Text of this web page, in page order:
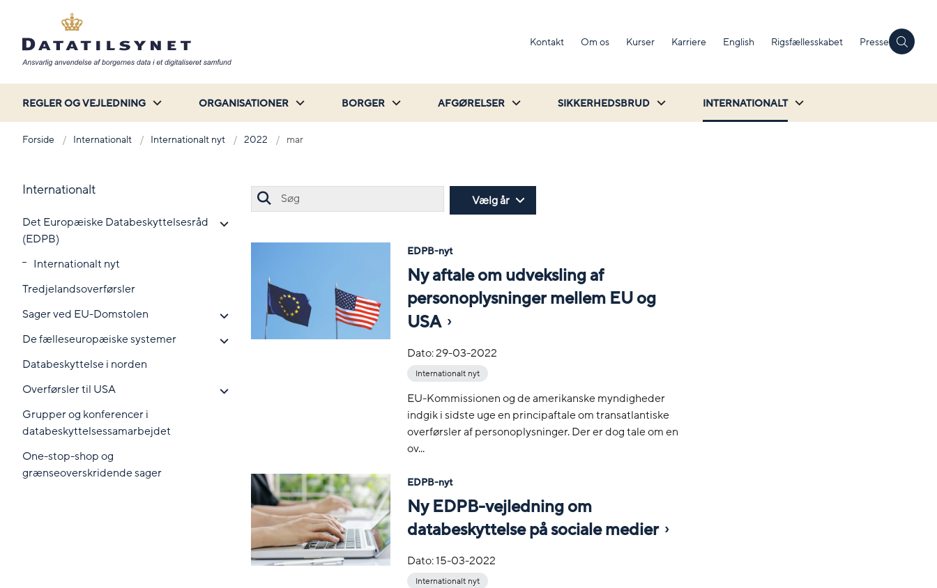
Kontakt Om os Kurser Karriere English Rigsfællesskabet Presse
REGLER OG VEJLEDNING ORGANISATIONER BORGER AFGØRELSER SIKKERHEDSBRUD INTERNATIONALT
Forside Internationalt Internationalt nyt 2022 mar
Internationalt
Det Europæiske Databeskyttelsesråd
(EDPB)
Internationalt nyt
Tredjelandsoverførsler
Sager ved EU-Domstolen
De fælleseuropæiske systemer
Databeskyttelse i norden
Overførsler til USA
Grupper og konferencer i
databeskyttelsessamarbejdet
One-stop-shop og
grænseoverskridende sager
Vælg år
EDPB-nyt
Ny aftale om udveksling af
personoplysninger mellem EU og
USA
Dato:29-03-2022
Internationalt nyt
EU-Kommissionen og de amerikanske myndigheder
indgik i sidste uge en principaftale om transatlantiske
overførsler af personoplysninger. Der er dog tale om en
ov...
EDPB-nyt
Ny EDPB-vejledning om
databeskyttelse på sociale medier
Dato:15-03-2022
Internationalt nyt